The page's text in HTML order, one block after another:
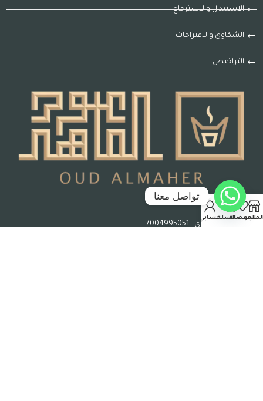
الاستبدال والاسترجاع
الشكاوى والاقتراحات
التراخيص
جدة – المملكة العربية السعودية
رقم السجل التجاري : 7004995051
المفضلةالسلةحسابي
تواصل معنا